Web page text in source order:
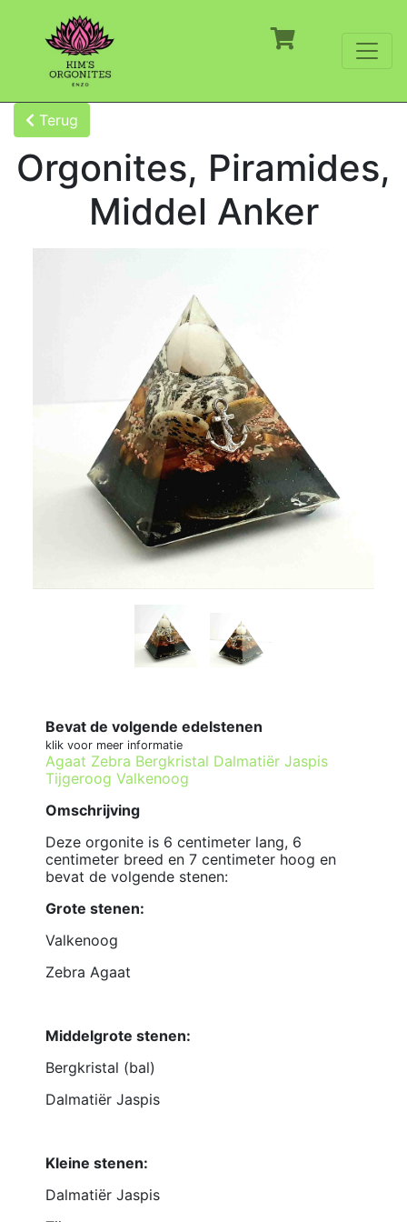
Terug
Orgonites, Piramides,
Middel Anker
Bevat de volgende edelstenen
klik voor meer informatie
Agaat Zebra Bergkristal Dalmatiër Jaspis
Tijgeroog Valkenoog
Omschrijving
Deze orgonite is 6 centimeter lang, 6
centimeter breed en 7 centimeter hoog en
bevat de volgende stenen:
Grote stenen:
Valkenoog
Zebra Agaat
Middelgrote stenen:
Bergkristal (bal)
Dalmatiër Jaspis
Kleine stenen:
Dalmatiër Jaspis